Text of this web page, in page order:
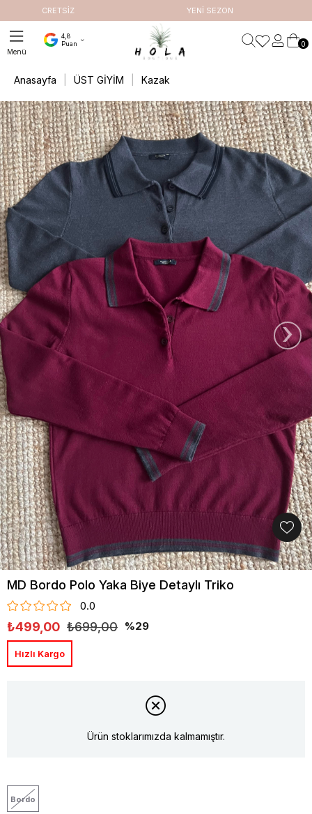
4,8
Puan
0
Anasayfa ÜST GİYİM Kazak
›
MD Bordo Polo Yaka Biye Detaylı Triko
0.0
₺699,00
₺499,00 29
Hızlı Kargo
Ürün stoklarımızda kalmamıştır.
Bordo